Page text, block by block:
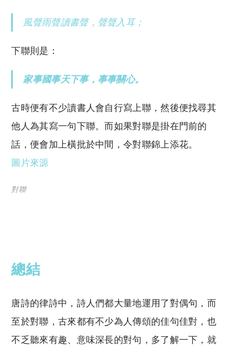
風聲雨聲讀書聲，聲聲入耳；
下聯則是：
家事國事天下事，事事關心。
古時便有不少讀書人會自行寫上聯，然後便找尋其
他人為其寫一句下聯。而如果對聯是掛在門前的
話，便會加上橫批於中間，令對聯錦上添花。
圖片來源
對聯
總結
唐詩的律詩中，詩人們都大量地運用了對偶句，而
至於對聯，古來都有不少為人傳頌的佳句佳對，也
不乏聽來有趣、意味深長的對句，多了解一下，就